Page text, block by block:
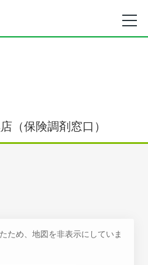
（保険調剤窓口）
ため、地図を非表示にしていま